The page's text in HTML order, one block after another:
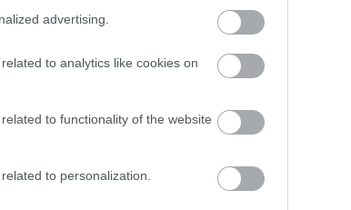
advertising.
to analytics like cookies on
to functionality of the website
to personalization.
입니다. 이 향긋한 구근은 어떤 요리든 풍미를 더하는
심으면 여러 개의 구근을 만들어냅니다.자세히 보기...
벽 가이드
다. 크림색을 띤 이 뿌리채소는 첫서리가 내린 후 달콤
다는 이유로 외면하지만, 파스닙을 재배하는 사람들